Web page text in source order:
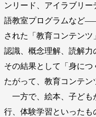
ンリード、アイラブリ
語教室プログラムなど
された「教育コンテン
認識、概念理解、読解力
その結果として「身に
たがって、教育コンテン
一方で、絵本、子ども
行、体験学習といった